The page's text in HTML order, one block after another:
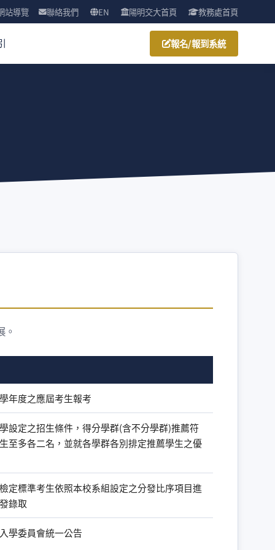
站導覽 聯絡我們 EN 陽明交大首頁 教務處首頁
報名/報到系統
。
年度之應屆考生報考
設定之招生條件，得分學群(含不分學群)推薦符
至多各二名，並就各學群各別排定推薦學生之優
定標準考生依照本校系組設定之分發比序項目進
錄取
學委員會統一公告